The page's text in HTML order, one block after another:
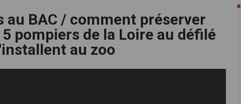
au BAC / comment préserver
pompiers de la Loire au défilé
au zoo